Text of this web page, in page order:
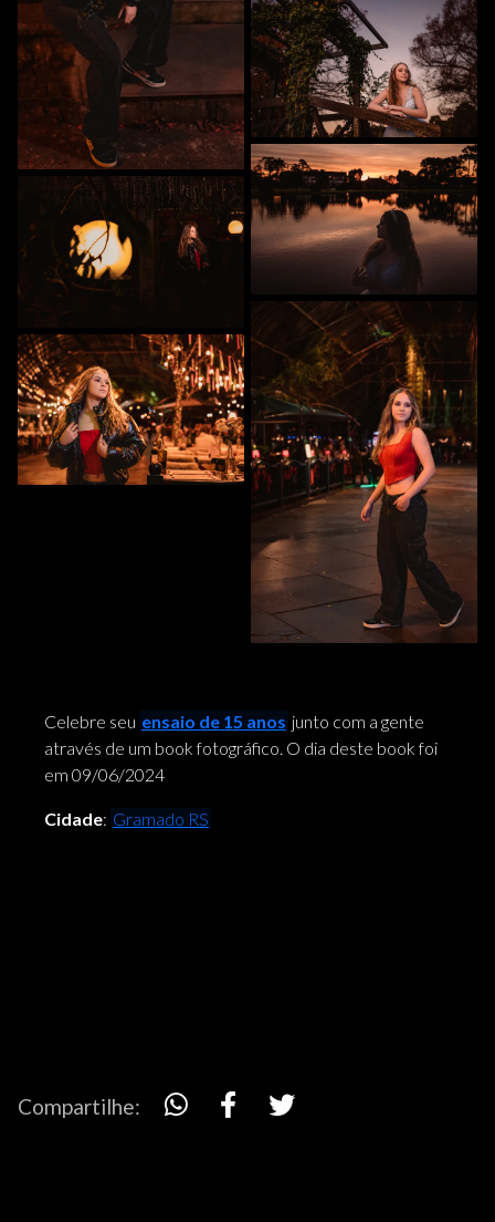
Celebre seu ensaio de 15 anos junto com a gente
através de um book fotográfico. O dia deste book foi
em 09/06/2024
Cidade: Gramado RS
Compartilhe: